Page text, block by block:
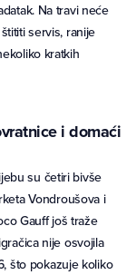
Na travi neće
servis, ranije
kratkih
i domaći
su četiri bivše
Vondroušova i
Gauff još traže
nije osvojila
što pokazuje koliko